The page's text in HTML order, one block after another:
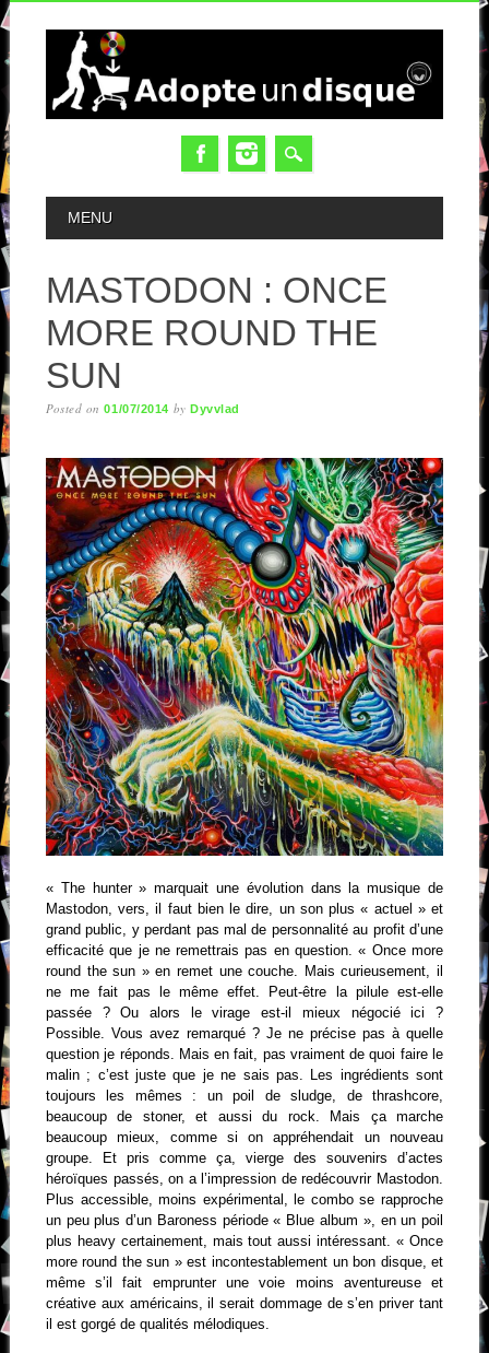
MAIN MENU
MENU
MASTODON : ONCE
MORE ROUND THE
SUN
Posted on01/07/2014 byDyvvlad
« The hunter » marquait une évolution dans la musique de
Mastodon, vers, il faut bien le dire, un son plus « actuel » et
grand public, y perdant pas mal de personnalité au profit d’une
efficacité que je ne remettrais pas en question. « Once more
round the sun » en remet une couche. Mais curieusement, il
ne me fait pas le même effet. Peut-être la pilule est-elle
passée ? Ou alors le virage est-il mieux négocié ici ?
Possible. Vous avez remarqué ? Je ne précise pas à quelle
question je réponds. Mais en fait, pas vraiment de quoi faire le
malin ; c’est juste que je ne sais pas. Les ingrédients sont
toujours les mêmes : un poil de sludge, de thrashcore,
beaucoup de stoner, et aussi du rock. Mais ça marche
beaucoup mieux, comme si on appréhendait un nouveau
groupe. Et pris comme ça, vierge des souvenirs d’actes
héroïques passés, on a l’impression de redécouvrir Mastodon.
Plus accessible, moins expérimental, le combo se rapproche
un peu plus d’un Baroness période « Blue album », en un poil
plus heavy certainement, mais tout aussi intéressant. « Once
more round the sun » est incontestablement un bon disque, et
même s’il fait emprunter une voie moins aventureuse et
créative aux américains, il serait dommage de s’en priver tant
il est gorgé de qualités mélodiques.